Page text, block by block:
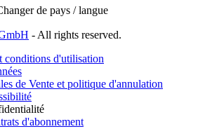
de pays / langue
- All rights reserved.
conditions d'utilisation
de Vente et politique d'annulation
d'abonnement